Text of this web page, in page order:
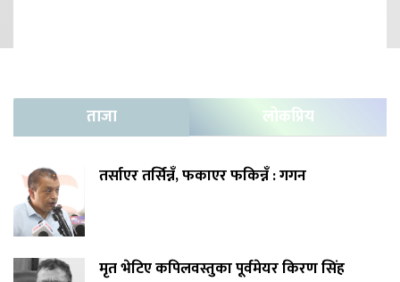
ताजा लोकप्रिय
तर्साएर तर्सिन्नँ, फकाएर फकिन्नँ : गगन
मृत भेटिए कपिलवस्तुका पूर्वमेयर किरण सिंह